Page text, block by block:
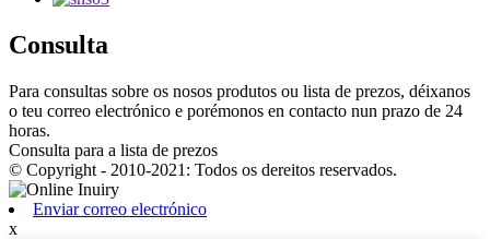
Consulta
Para consultas sobre os nosos produtos ou lista de prezos, déixanos
o teu correo electrónico e porémonos en contacto nun prazo de 24
horas.
Consulta para a lista de prezos
© Copyright - 2010-2021: Todos os dereitos reservados.
Enviar correo electrónico
x